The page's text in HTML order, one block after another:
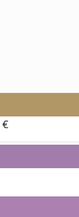
€